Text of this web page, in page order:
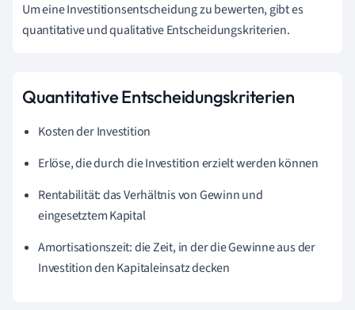
Um eine Investitionsentscheidung zu bewerten, gibt es
quantitative und qualitative Entscheidungskriterien.
Quantitative Entscheidungskriterien
Kosten der Investition
Erlöse, die durch die Investition erzielt werden können
Rentabilität: das Verhältnis von Gewinn und
eingesetztem Kapital
Amortisationszeit: die Zeit, in der die Gewinne aus der
Investition den Kapitaleinsatz decken